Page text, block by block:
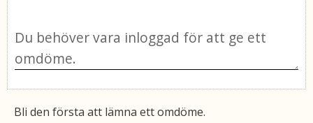
Bli den första att lämna ett omdöme.